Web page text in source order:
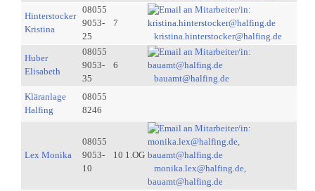
Hinterstocker
Kristina
08055
9053-
25
7
kristina.hinterstocker@halfing.de
Huber
Elisabeth
08055
9053-
35
6
bauamt@halfing.de
Kläranlage
Halfing
08055
8246
Lex Monika
08055
9053-
10
10 1.OG
monika.lex@halfing.de,
bauamt@halfing.de